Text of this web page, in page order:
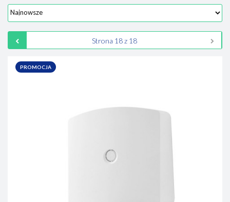
PROMOCJA